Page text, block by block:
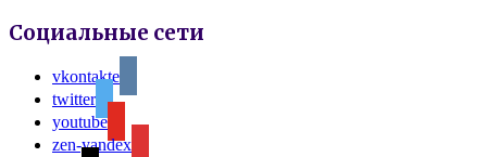
Социальные сети
vkontakte
twitter
youtube
zen-yandex